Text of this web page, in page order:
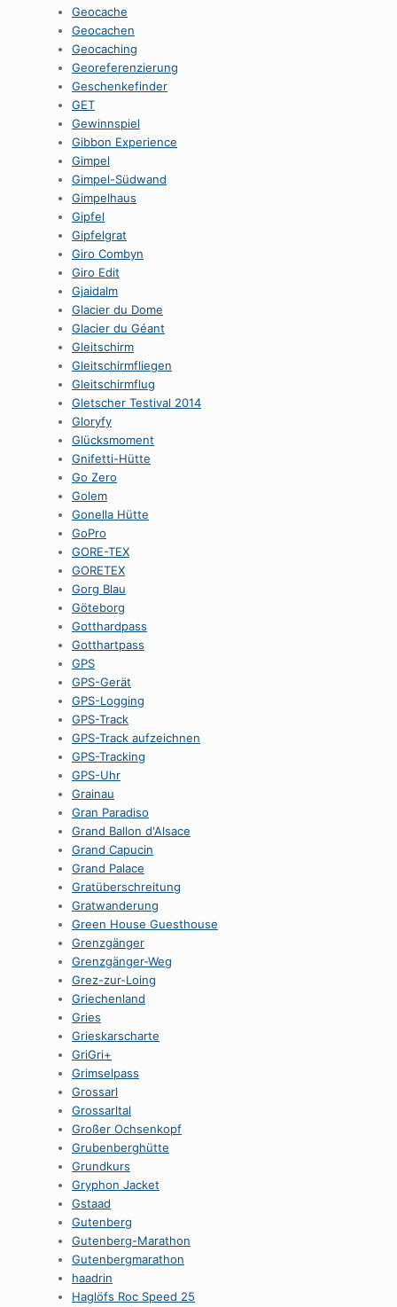
Geocache
Geocachen
Geocaching
Georeferenzierung
Geschenkefinder
GET
Gewinnspiel
Gibbon Experience
Gimpel
Gimpel-Südwand
Gimpelhaus
Gipfel
Gipfelgrat
Giro Combyn
Giro Edit
Gjaidalm
Glacier du Dome
Glacier du Géant
Gleitschirm
Gleitschirmfliegen
Gleitschirmflug
Gletscher Testival 2014
Gloryfy
Glücksmoment
Gnifetti-Hütte
Go Zero
Golem
Gonella Hütte
GoPro
GORE-TEX
GORETEX
Gorg Blau
Göteborg
Gotthardpass
Gotthartpass
GPS
GPS-Gerät
GPS-Logging
GPS-Track
GPS-Track aufzeichnen
GPS-Tracking
GPS-Uhr
Grainau
Gran Paradiso
Grand Ballon d'Alsace
Grand Capucin
Grand Palace
Gratüberschreitung
Gratwanderung
Green House Guesthouse
Grenzgänger
Grenzgänger-Weg
Grez-zur-Loing
Griechenland
Gries
Grieskarscharte
GriGri+
Grimselpass
Grossarl
Grossarltal
Großer Ochsenkopf
Grubenberghütte
Grundkurs
Gryphon Jacket
Gstaad
Gutenberg
Gutenberg-Marathon
Gutenbergmarathon
haadrin
Haglöfs Roc Speed 25